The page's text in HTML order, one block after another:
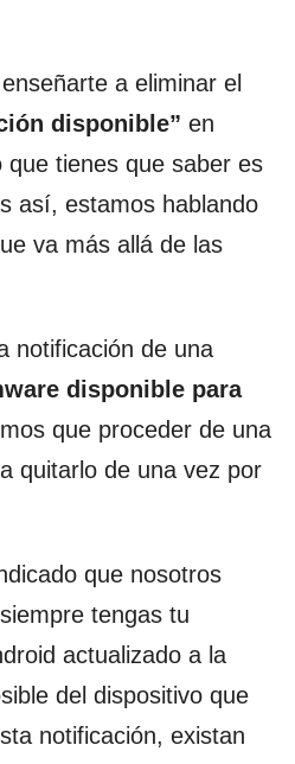
a eliminar el
disponible” en
tienes que saber es
así, estamos hablando
va más allá de las
notificación de una
disponible para
que proceder de una
quitarlo de una vez por
que nosotros
tengas tu
actualizado a la
del dispositivo que
notificación, existan